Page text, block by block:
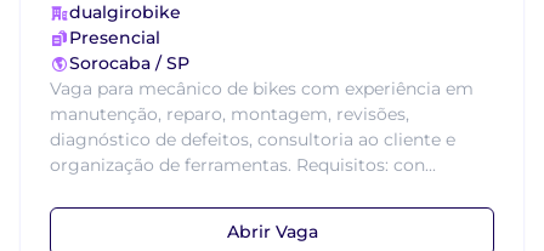
dualgirobike
Presencial
Sorocaba / SP
Vaga para mecânico de bikes com experiência em
manutenção, reparo, montagem, revisões,
diagnóstico de defeitos, consultoria ao cliente e
organização de ferramentas. Requisitos: con...
Abrir Vaga